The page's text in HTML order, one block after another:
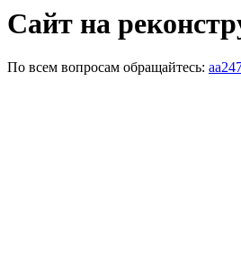
Сайт на
По всем вопросам обращайтесь: